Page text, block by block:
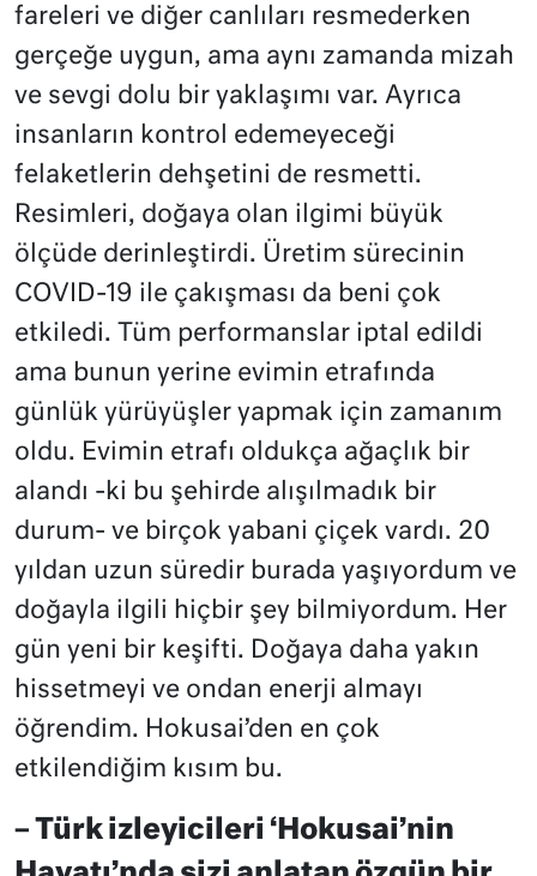
fareleri ve diğer canlıları resmederken
gerçeğe uygun, ama aynı zamanda mizah
ve sevgi dolu bir yaklaşımı var. Ayrıca
insanların kontrol edemeyeceği
felaketlerin dehşetini de resmetti.
Resimleri, doğaya olan ilgimi büyük
ölçüde derinleştirdi. Üretim sürecinin
COVID-19 ile çakışması da beni çok
etkiledi. Tüm performanslar iptal edildi
ama bunun yerine evimin etrafında
günlük yürüyüşler yapmak için zamanım
oldu. Evimin etrafı oldukça ağaçlık bir
alandı -ki bu şehirde alışılmadık bir
durum- ve birçok yabani çiçek vardı. 20
yıldan uzun süredir burada yaşıyordum ve
doğayla ilgili hiçbir şey bilmiyordum. Her
gün yeni bir keşifti. Doğaya daha yakın
hissetmeyi ve ondan enerji almayı
öğrendim. Hokusai’den en çok
etkilendiğim kısım bu.
– Türk izleyicileri ‘Hokusai’nin